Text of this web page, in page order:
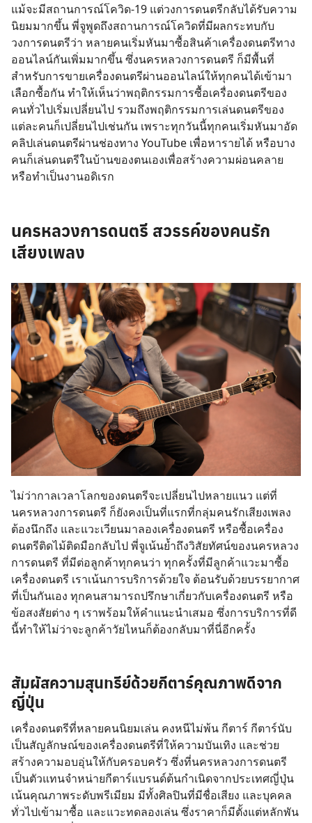
Search
for:
แม้จะมีสถานการณ์โควิด-19 แต่วงการดนตรีกลับได้รับความ
นิยมมากขึ้น พี่จูพูดถึงสถานการณ์โควิดที่มีผลกระทบกับ
วงการดนตรีว่า หลายคนเริ่มหันมาซื้อสินค้าเครื่องดนตรีทาง
ออนไลน์กันเพิ่มมากขึ้น ซึ่งนครหลวงการดนตรี ก็มีพื้นที่
สำหรับการขายเครื่องดนตรีผ่านออนไลน์ให้ทุกคนได้เข้ามา
เลือกซื้อกัน ทำให้เห็นว่าพฤติกรรมการซื้อเครื่องดนตรีของ
คนทั่วไปเริ่มเปลี่ยนไป รวมถึงพฤติกรรมการเล่นดนตรีของ
แต่ละคนก็เปลี่ยนไปเช่นกัน เพราะทุกวันนี้ทุกคนเริ่มหันมาอัด
คลิปเล่นดนตรีผ่านช่องทาง YouTube เพื่อหารายได้ หรือบาง
คนก็เล่นดนตรีในบ้านของตนเองเพื่อสร้างความผ่อนคลาย
หรือทำเป็นงานอดิเรก
นครหลวงการดนตรี สวรรค์ของคนรัก
เสียงเพลง
ไม่ว่ากาลเวลาโลกของดนตรีจะเปลี่ยนไปหลายแนว แต่ที่
นครหลวงการดนตรี ก็ยังคงเป็นที่แรกที่กลุ่มคนรักเสียงเพลง
ต้องนึกถึง และแวะเวียนมาลองเครื่องดนตรี หรือซื้อเครื่อง
ดนตรีติดไม้ติดมือกลับไป พี่จูเน้นย้ำถึงวิสัยทัศน์ของนครหลวง
การดนตรี ที่มีต่อลูกค้าทุกคนว่า ทุกครั้งที่มีลูกค้าแวะมาซื้อ
เครื่องดนตรี เราเน้นการบริการด้วยใจ ต้อนรับด้วยบรรยากาศ
ที่เป็นกันเอง ทุกคนสามารถปรึกษาเกี่ยวกับเครื่องดนตรี หรือ
ข้อสงสัยต่าง ๆ เราพร้อมให้คำแนะนำเสมอ ซึ่งการบริการที่ดี
นี้ทำให้ไม่ว่าจะลูกค้าวัยไหนก็ต้องกลับมาที่นี่อีกครั้ง
สัมผัสความสุนทรีย์ด้วยกีตาร์คุณภาพดีจาก
ญี่ปุ่น
เครื่องดนตรีที่หลายคนนิยมเล่น คงหนีไม่พ้น กีตาร์ กีตาร์นับ
เป็นสัญลักษณ์ของเครื่องดนตรีที่ให้ความบันเทิง และช่วย
สร้างความอบอุ่นให้กับครอบครัว ซึ่งที่นครหลวงการดนตรี
เป็นตัวแทนจำหน่ายกีตาร์แบรนด์ต้นกำเนิดจากประเทศญี่ปุ่น
เน้นคุณภาพระดับพรีเมียม มีทั้งศิลปินที่มีชื่อเสียง และบุคคล
ทั่วไปเข้ามาซื้อ และแวะทดลองเล่น ซึ่งราคาก็มีตั้งแต่หลักพัน